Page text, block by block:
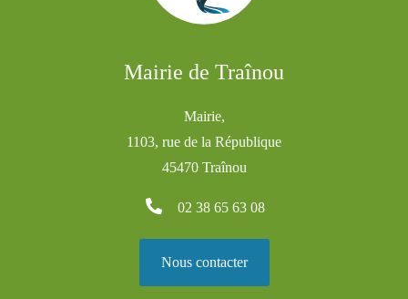
Mairie de Traînou
Mairie,
1103, rue de la République
45470 Traînou
02 38 65 63 08
Nous contacter